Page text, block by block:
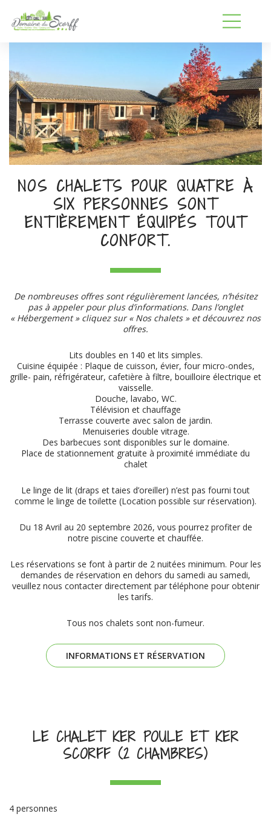
NOS CHALETS POUR QUATRE À
SIX PERSONNES SONT
ENTIÈREMENT ÉQUIPÉS TOUT
CONFORT.
De nombreuses offres sont régulièrement lancées, n’hésitez
pas à appeler pour plus d’informations. Dans l’onglet
« Hébergement » cliquez sur « Nos chalets » et découvrez nos
offres.
Lits doubles en 140 et lits simples.
Cuisine équipée : Plaque de cuisson, évier, four micro-ondes,
grille- pain, réfrigérateur, cafetière à filtre, bouilloire électrique et
vaisselle.
Douche, lavabo, WC.
Télévision et chauffage
Terrasse couverte avec salon de jardin.
Menuiseries double vitrage.
Des barbecues sont disponibles sur le domaine.
Place de stationnement gratuite à proximité immédiate du
chalet
Le linge de lit (draps et taies d’oreiller) n’est pas fourni tout
comme le linge de toilette (Location possible sur réservation).
Du 18 Avril au 20 septembre 2026, vous pourrez profiter de
notre piscine couverte et chauffée.
Les réservations se font à partir de 2 nuitées minimum. Pour les
demandes de réservation en dehors du samedi au samedi,
veuillez nous contacter directement par téléphone pour obtenir
les tarifs.
Tous nos chalets sont non-fumeur.
INFORMATIONS ET RÉSERVATION
LE CHALET KER POULE ET KER
SCORFF (2 CHAMBRES)
4 personnes